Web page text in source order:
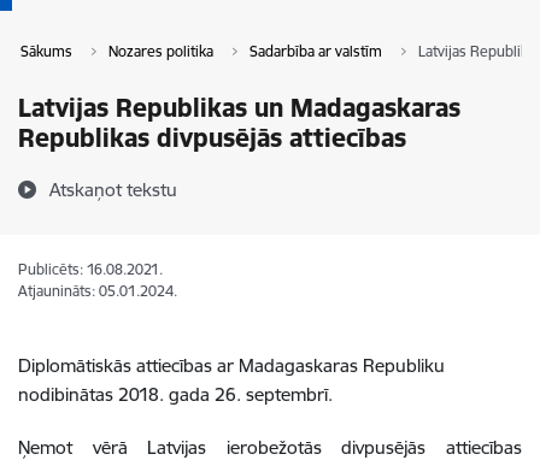
Sākums Nozares politika Sadarbība ar valstīm Latvijas
Latvijas Republikas un Madagaskaras
Republikas divpusējās attiecības
Atskaņot tekstu
Publicēts: 16.08.2021.
Atjaunināts: 05.01.2024.
Diplomātiskās attiecības ar Madagaskaras Republiku
nodibinātas 2018. gada 26. septembrī.
Ņemot vērā Latvijas ierobežotās divpusējās attiecības